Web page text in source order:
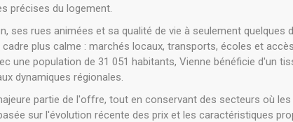
précises du logement.
rues animées et sa qualité de vie à seulement quelques
plus calme : marchés locaux, transports, écoles et
population de 31 051 habitants, Vienne bénéficie d'un
dynamiques régionales.
partie de l'offre, tout en conservant des secteurs où
sur l'évolution récente des prix et les caractéristiques